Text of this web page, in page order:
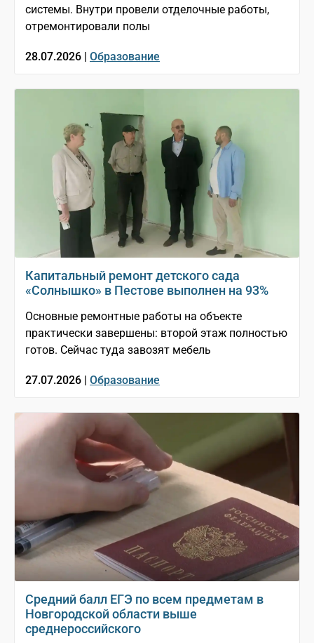
системы. Внутри провели отделочные работы,
отремонтировали полы
28.07.2026 | Образование
Капитальный ремонт детского сада
«Солнышко» в Пестове выполнен на 93%
Основные ремонтные работы на объекте
практически завершены: второй этаж полностью
готов. Сейчас туда завозят мебель
27.07.2026 | Образование
Средний балл ЕГЭ по всем предметам в
Новгородской области выше
среднероссийского